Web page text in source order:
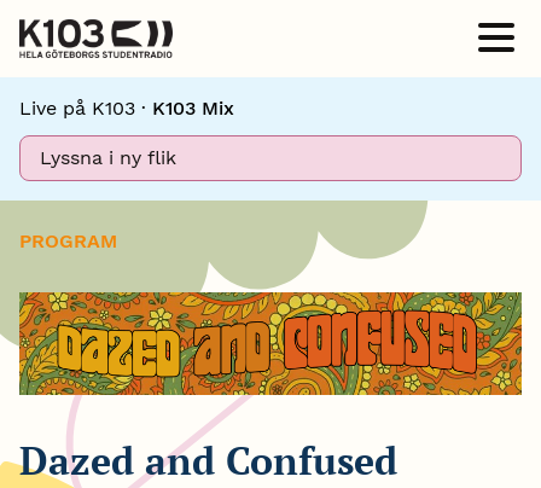
Live på K103 · K103 Mix
Lyssna i ny flik
PROGRAM
Dazed and Confused